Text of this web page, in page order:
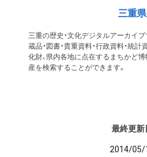
三重県
三重の歴史・文化デジタルアーカイ
蔵品・図書・貴重資料・行政資料・統計
化財、県内各地に点在するまちかど
産を検索することができます。
最終更新
2014/05/